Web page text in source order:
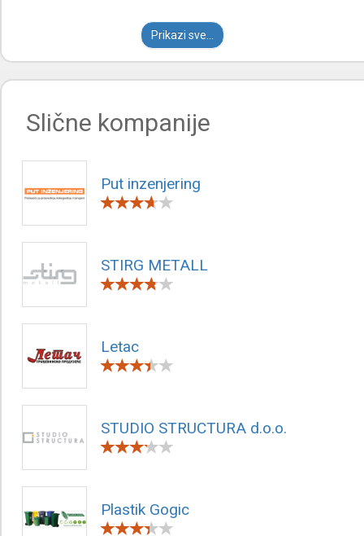
Prikazi sve...
Slične kompanije
Put inzenjering
STIRG METALL
Letac
STUDIO STRUCTURA d.o.o.
Plastik Gogic